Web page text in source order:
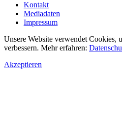
Kontakt
Mediadaten
Impressum
Unsere Website verwendet Cookies,
verbessern. Mehr erfahren:
Akzeptieren